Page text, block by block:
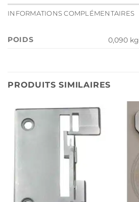
INFORMATIONS COMPLÉMENTAIRES
POIDS 0,090 kg
PRODUITS SIMILAIRES